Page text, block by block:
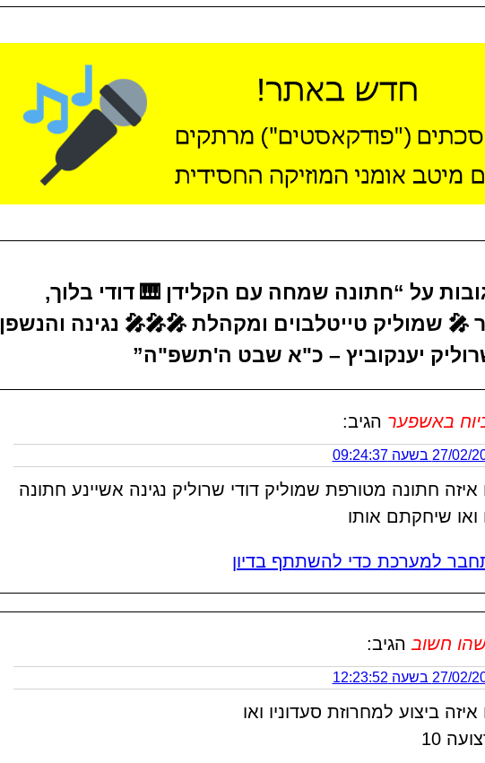
על “חתונה שמחה עם הקלידן 🎹 דודי בלוך,
🎤 שמוליק טייטלבוים ומקהלת 🎤🎤🎤 נגינה והנשפן
יענקוביץ – כ"א שבט ה'תשפ"ה”
באשפער הגיב:
בשעה 09:24:37
איזה חתונה מטורפת שמוליק דודי שרוליק נגינה אשיינע חתונה
ואו שיחקתם אותו
למערכת כדי להשתתף בדיון
חשוב הגיב:
בשעה 12:23:52
איזה ביצוע למחרוזת סעדוניו ואו
10